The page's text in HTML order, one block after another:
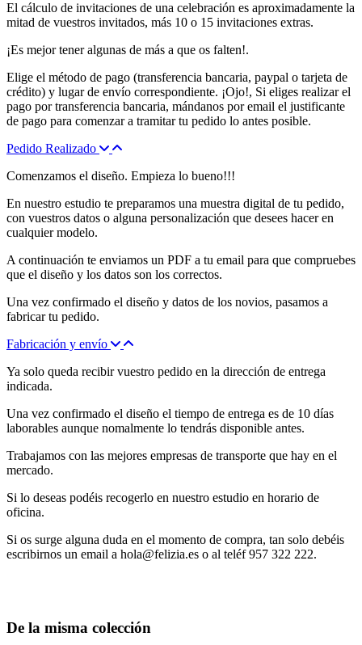
El cálculo de invitaciones de una celebración es aproximadamente la
mitad de vuestros invitados, más 10 o 15 invitaciones extras.
¡Es mejor tener algunas de más a que os falten!.
Elige el método de pago (transferencia bancaria, paypal o tarjeta de
crédito) y lugar de envío correspondiente. ¡Ojo!, Si eliges realizar el
pago por transferencia bancaria, mándanos por email el justificante
de pago para comenzar a tramitar tu pedido lo antes posible.
Pedido Realizado
Comenzamos el diseño. Empieza lo bueno!!!
En nuestro estudio te preparamos una muestra digital de tu pedido,
con vuestros datos o alguna personalización que desees hacer en
cualquier modelo.
A continuación te enviamos un PDF a tu email para que compruebes
que el diseño y los datos son los correctos.
Una vez confirmado el diseño y datos de los novios, pasamos a
fabricar tu pedido.
Fabricación y envío
Ya solo queda recibir vuestro pedido en la dirección de entrega
indicada.
Una vez confirmado el diseño el tiempo de entrega es de 10 días
laborables aunque nomalmente lo tendrás disponible antes.
Trabajamos con las mejores empresas de transporte que hay en el
mercado.
Si lo deseas podéis recogerlo en nuestro estudio en horario de
oficina.
Si os surge alguna duda en el momento de compra, tan solo debéis
escribirnos un email a hola@felizia.es o al teléf 957 322 222.
De la misma colección